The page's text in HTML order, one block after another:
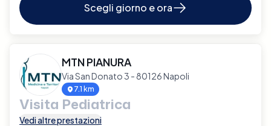
Scegli giorno e ora
MTN PIANURA
Via San Donato 3 - 80126 Napoli
7.1 km
Visita Pediatrica
Vedi altre prestazioni